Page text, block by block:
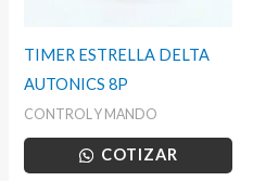
TIMER ESTRELLA DELTA
AUTONICS 8P
CONTROL Y MANDO
COTIZAR